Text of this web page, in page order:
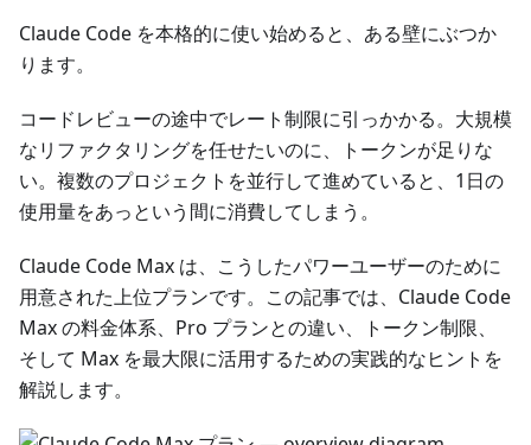
Claude Code を本格的に使い始めると、ある壁にぶつか
ります。
コードレビューの途中でレート制限に引っかかる。大規模
なリファクタリングを任せたいのに、トークンが足りな
い。複数のプロジェクトを並行して進めていると、1日の
使用量をあっという間に消費してしまう。
Claude Code Max は、こうしたパワーユーザーのために
用意された上位プランです。この記事では、Claude Code
Max の料金体系、Pro プランとの違い、トークン制限、
そして Max を最大限に活用するための実践的なヒントを
解説します。